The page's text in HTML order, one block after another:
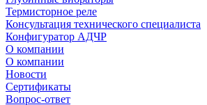
Термисторное реле
Консультация технического специалиста
Конфигуратор АДЧР
О компании
О компании
Новости
Сертификаты
Вопрос-ответ